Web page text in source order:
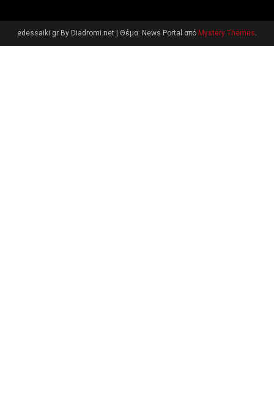
edessaiki.gr By Diadromi.net | Θέμα: News Portal από Mystery Themes